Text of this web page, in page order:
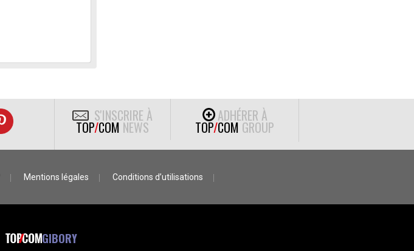
S'INSCRIRE À
TOP/COM NEWS
ADHÉRER À
TOP/COM GROUP
Mentions légales Conditions d’utilisations
GIBORY